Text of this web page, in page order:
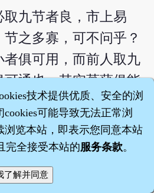
九节者良，市上易
之多寡，可不问乎？
俱可用，而前人取九
通也。其实菖蒲俱能
九窍俱通矣。
忘，然善忘之症用之绝
由于心气之虚，补心之
技术提供优质、安全的浏
可能导致无法正常浏
浏览本站，即表示您同意本站
完全接受本站的服务条款。